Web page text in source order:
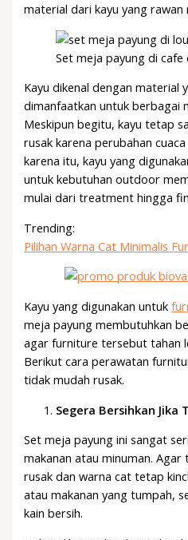
material dari kayu yang rawan
Set meja payung di
Kayu dikenal dengan material
dimanfaatkan untuk berbagai
Meskipun begitu, kayu tetap
rusak karena perubahan
karena itu, kayu yang
untuk kebutuhan outdoor
mulai dari treatment hingga
Trending:
Pilihan Warna Cat Minimalis
Kayu yang digunakan untuk
meja payung membutuhkan
agar furniture tersebut tahan
Berikut cara perawatan
tidak mudah rusak.
Segera Bersihkan Jika
Set meja payung ini sangat
makanan atau minuman.
rusak dan warna cat tetap
atau makanan yang tumpah,
kain bersih.